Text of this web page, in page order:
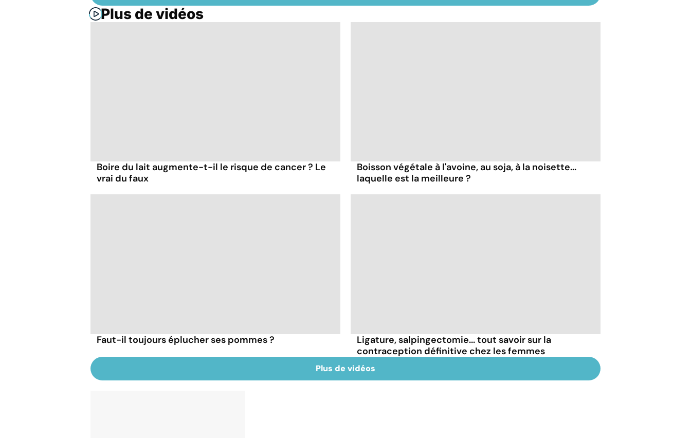
Plus de vidéos
Boire du lait augmente-t-il le risque de cancer ? Le
vrai du faux
Boisson végétale à l'avoine, au soja, à la noisette...
laquelle est la meilleure ?
Faut-il toujours éplucher ses pommes ?
Ligature, salpingectomie... tout savoir sur la
contraception définitive chez les femmes
Plus de vidéos